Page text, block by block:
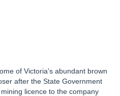
of Victoria's abundant brown
after the State Government
licence to the company